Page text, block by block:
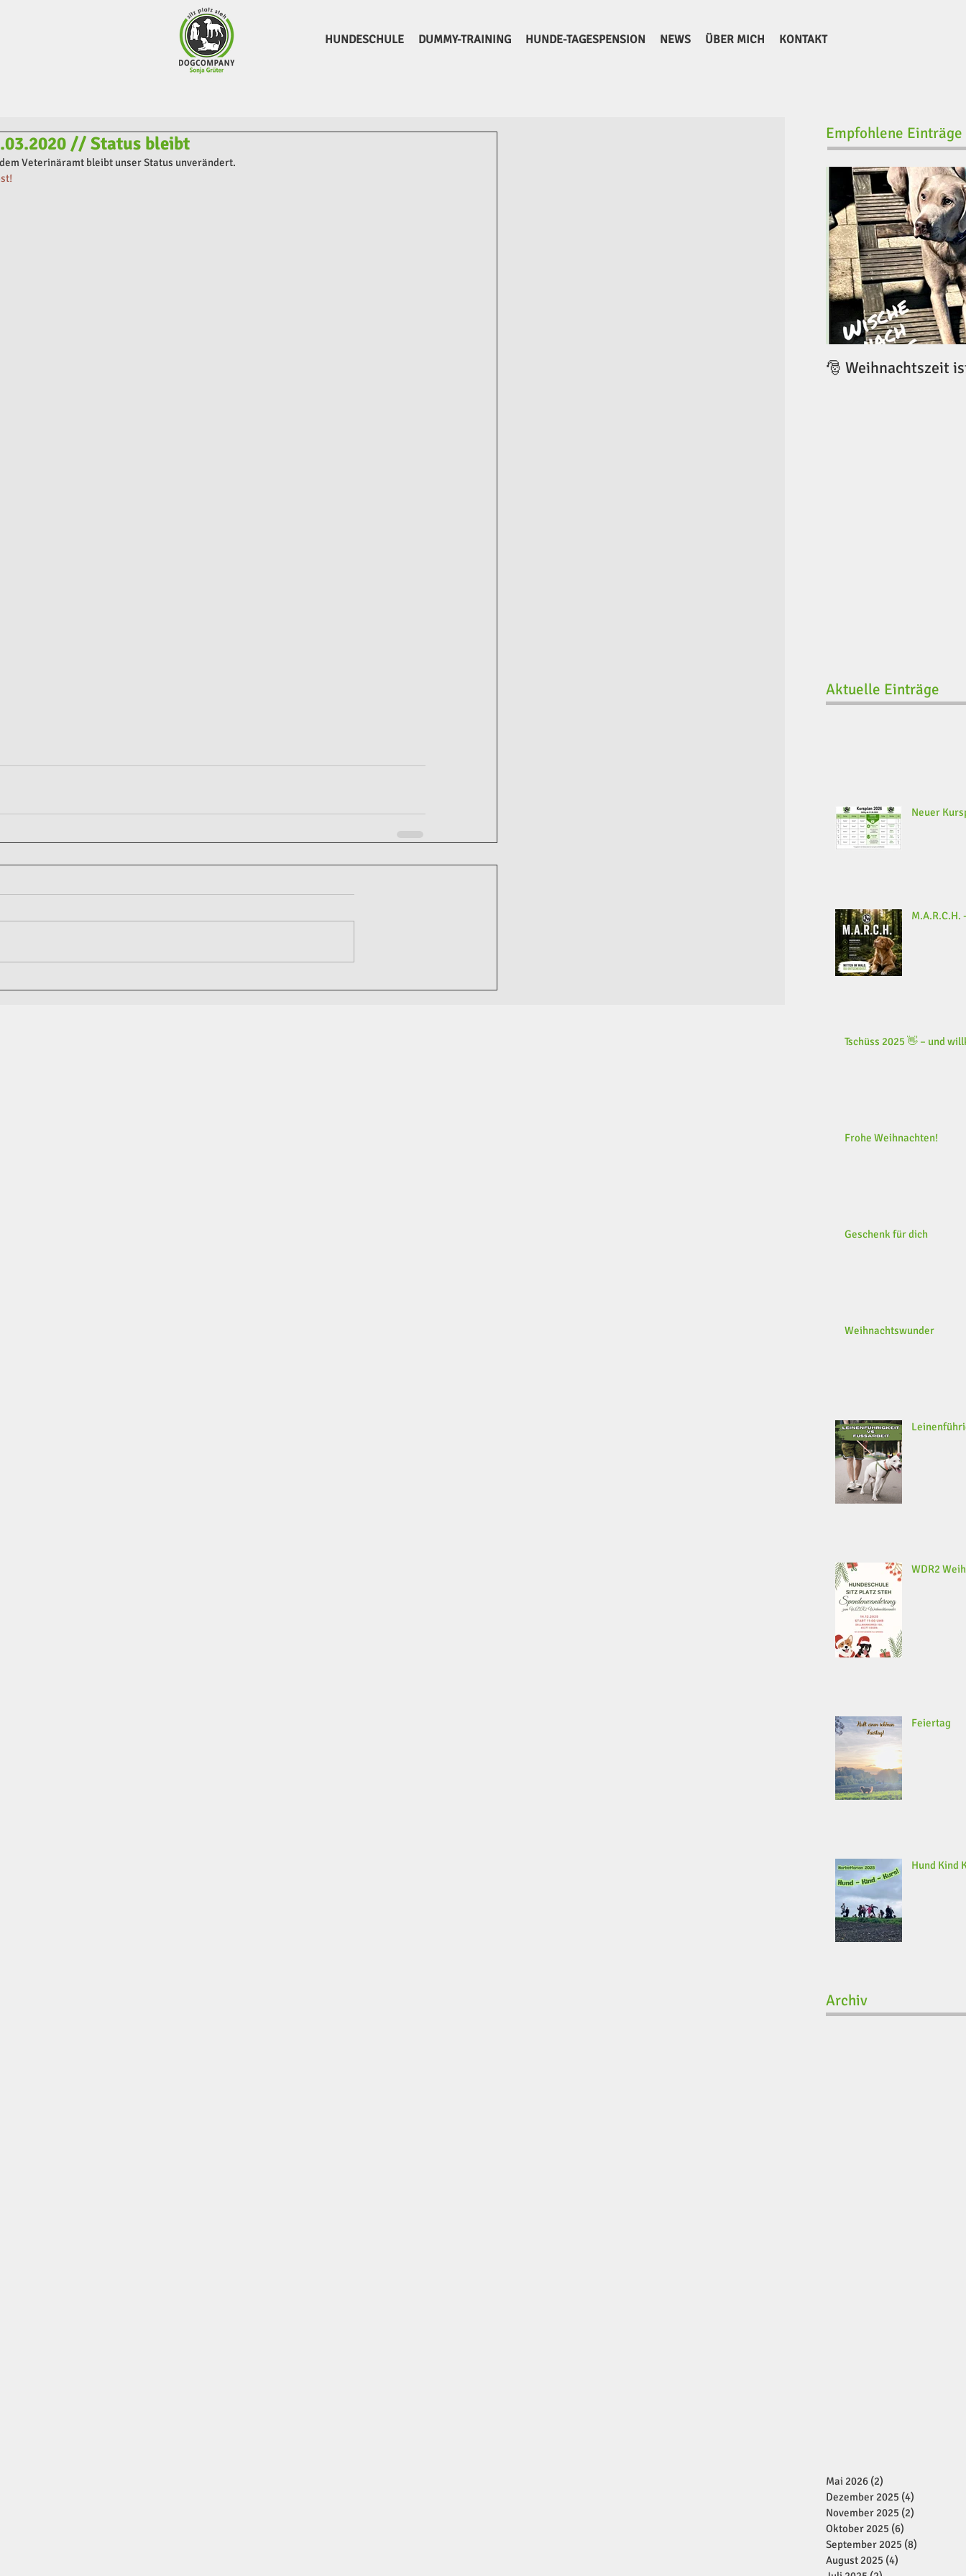
HUNDESCHULE DUMMY-TRAINING HUNDE-TAGESPENSION NEWS ÜBER MICH KONTAKT
// Status bleibt
Veterinäramt bleibt unser Status unverändert.
Empfohlene Einträge
🎅 Weihnachtszeit
Aktuelle Einträge
Neuer
M.A.R.C.H.
Tschüss 2025 👋 – und
Frohe Weihnachten!
Geschenk für dich
Weihnachtswunder
WDR2
Feiertag
Hund Kind
Archiv
Mai 2026 (2)
Dezember 2025 (4)
November 2025 (2)
Oktober 2025 (6)
September 2025 (8)
August 2025 (4)